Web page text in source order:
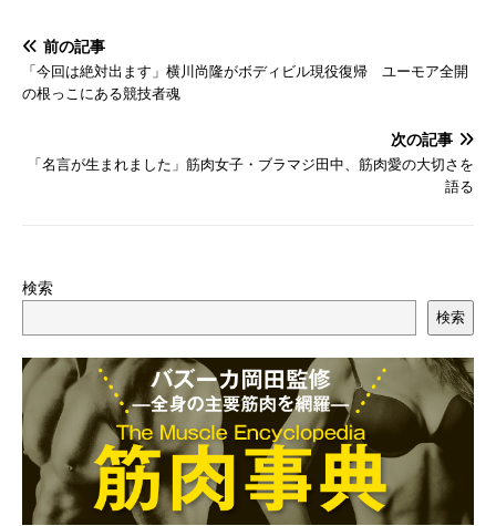
前の記事
「今回は絶対出ます」横川尚隆がボディビル現役復帰 ユーモア全開
の根っこにある競技者魂
次の記事
「名言が生まれました」筋肉女子・ブラマジ田中、筋肉愛の大切さを
語る
検索
検索